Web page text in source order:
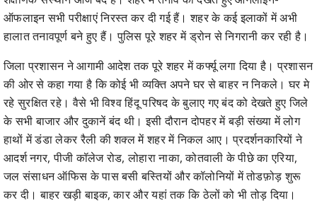
ऑफलाइन सभी परीक्षाएं निरस्त कर दी गई हैं। शहर के कई इलाकों में अभी
हालात तनावपूर्ण बने हुए हैं। पुलिस पूरे शहर में ड्रोन से निगरानी कर रही है।
जिला प्रशासन ने आगामी आदेश तक पूरे शहर में कर्फ्यू लगा दिया है। प्रशासन
की ओर से कहा गया है कि कोई भी व्यक्ति अपने घर से बाहर न निकले। घर मे
रहे सुरक्षित रहे। वैसे भी विश्व हिंदू परिषद के बुलाए गए बंद को देखते हुए जिले
के सभी बाजार और दुकानें बंद थी। इसी दौरान दोपहर में बड़ी संख्या में लोग
हाथों में डंडा लेकर रैली की शक्ल में शहर में निकल आए। प्रदर्शनकारियों ने
आदर्श नगर, पीजी कॉलेज रोड, लोहारा नाका, कोतवाली के पीछे का एरिया,
जल संसाधन ऑफिस के पास बसी बस्तियों और कॉलोनियों में तोडफ़ोड़ शुरू
कर दी। बाहर खड़ी बाइक, कार और यहां तक कि ठेलों को भी तोड़ दिया।